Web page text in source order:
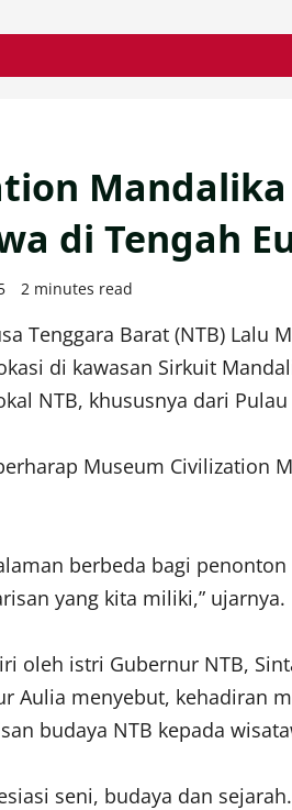
di Tengah
2 minutes read
Tenggara Barat (NTB) Lalu
di kawasan Sirkuit
NTB, khususnya dari
Museum Civilization
berbeda bagi
yang kita miliki,” ujarnya.
oleh istri Gubernur NTB,
Aulia menyebut, kehadiran
budaya NTB kepada
seni, budaya dan